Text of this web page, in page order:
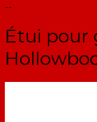
--
Étui pour